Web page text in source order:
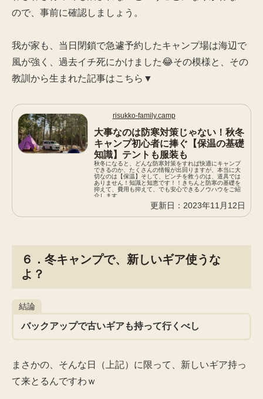
ので、事前に確認しましょう。
我が家も、当日閉鎖で急遽予約したキャンプ場は海辺で
風が強く、過去イチ死にかけました😂その模様と、その
教訓から生まれた記事はこちら▼
大事なのは防寒対策じゃない！秋冬
キャンプ初心者に捧ぐ【保温の基礎
知識】テントも服装も
秋冬になると、どんな防寒対策をすれば快適にキャンプ
できるのか、たくさんの情報が出回りますが、本当に大
切なのは【保温】そして、ピンチを救うのは、道具では
ありません！知識と知恵です！！きちんと防寒の基礎を
抑えて、費用も抑えて、でも安心できるノウハウをご紹
介します。
risukko-family.camp
2023年11月12日
６．冬キャンプで、新しいギア使うな
よ？
結論
バックアップで古いギアも持って行くべし
まさかの、そんな日（上記）に限って、新しいギア持っ
て来とるんですわｗ